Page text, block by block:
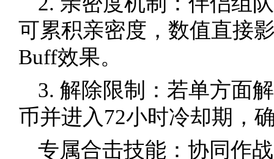
可累积亲密度，数值直接
Buff效果。
3. 解除限制：若单方面
币并进入72小时冷却期，
专属合击技能：协同作